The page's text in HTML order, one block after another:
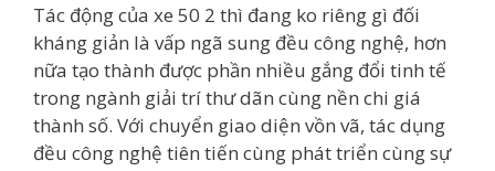
Tác động của xe 50 2 thì đang ko riêng gì đối
kháng giản là vấp ngã sung đều công nghệ, hơn
nữa tạo thành được phần nhiều gắng đổi tinh tế
trong ngành giải trí thư dãn cùng nền chi giá
thành số. Với chuyển giao diện vồn vã, tác dụng
đều công nghệ tiên tiến cùng phát triển cùng sự